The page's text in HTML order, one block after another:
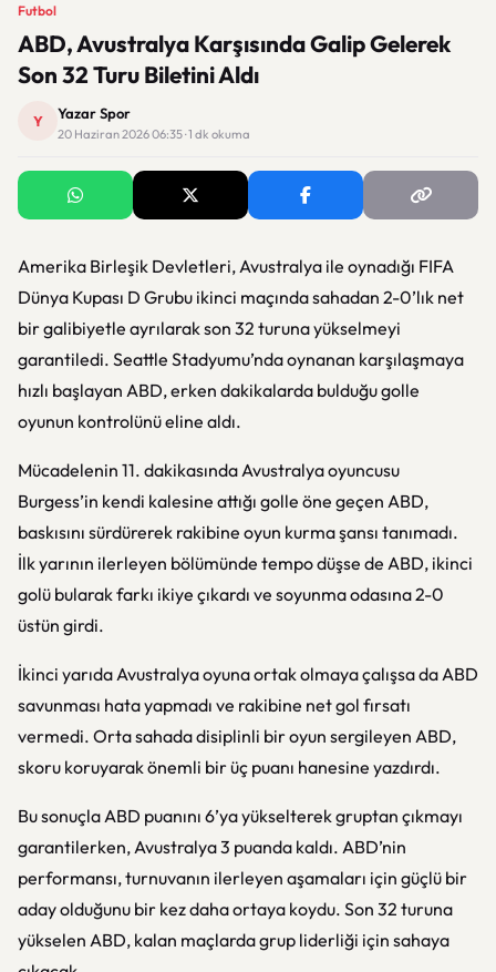
Futbol
ABD, Avustralya Karşısında Galip Gelerek
Son 32 Turu Biletini Aldı
Y Yazar Spor
20 Haziran 2026 06:35 · 1 dk okuma
Amerika Birleşik Devletleri,Avustralya ile oynadığı FIFA
Dünya Kupası D Grubu ikinci maçında sahadan 2-0’lık net
bir galibiyetle ayrılarak son 32 turuna yükselmeyi
garantiledi. Seattle Stadyumu’nda oynanan karşılaşmaya
hızlı başlayan ABD, erken dakikalarda bulduğu golle
oyunun kontrolünü eline aldı.
Mücadelenin 11. dakikasında Avustralya oyuncusu
Burgess’in kendi kalesine attığı golle öne geçen ABD,
baskısını sürdürerek rakibine oyun kurma şansı tanımadı.
İlk yarının ilerleyen bölümünde tempo düşse de ABD, ikinci
golü bularak farkı ikiye çıkardı ve soyunma odasına 2-0
üstün girdi.
İkinci yarıda Avustralya oyuna ortak olmaya çalışsa da ABD
savunması hata yapmadı ve rakibine net gol fırsatı
vermedi. Orta sahada disiplinli bir oyun sergileyen ABD,
skoru koruyarak önemli bir üç puanı hanesine yazdırdı.
Bu sonuçla ABD puanını 6’ya yükselterek gruptan çıkmayı
garantilerken, Avustralya 3 puanda kaldı. ABD’nin
performansı, turnuvanın ilerleyen aşamaları için güçlü bir
aday olduğunu bir kez daha ortaya koydu. Son 32 turuna
yükselen ABD, kalan maçlarda grup liderliği için sahaya